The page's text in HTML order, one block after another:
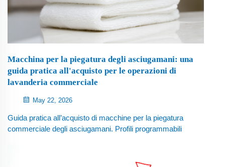
Macchina per la piegatura degli asciugamani: una
guida pratica all'acquisto per le operazioni di
lavanderia commerciale
May 22, 2026
Guida pratica all’acquisto di macchine per la piegatura
commerciale degli asciugamani. Profili programmabili
pezzi/ora, dimensione massima 1,2 m × 1,8 m,